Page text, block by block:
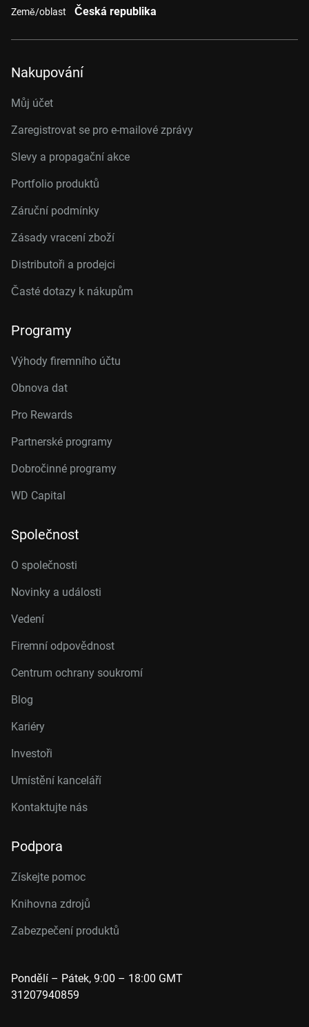
Země/oblast Česká republika
Nakupování
Můj účet
Zaregistrovat se pro e-mailové zprávy
Slevy a propagační akce
Portfolio produktů
Záruční podmínky
Zásady vracení zboží
Distributoři a prodejci
Časté dotazy k nákupům
Programy
Výhody firemního účtu
Obnova dat
Pro Rewards
Partnerské programy
Dobročinné programy
WD Capital
Společnost
O společnosti
Novinky a události
Vedení
Firemní odpovědnost
Centrum ochrany soukromí
Blog
Kariéry
Investoři
Umístění kanceláří
Kontaktujte nás
Podpora
Získejte pomoc
Knihovna zdrojů
Zabezpečení produktů
Pondělí – Pátek, 9:00 – 18:00 GMT
31207940859